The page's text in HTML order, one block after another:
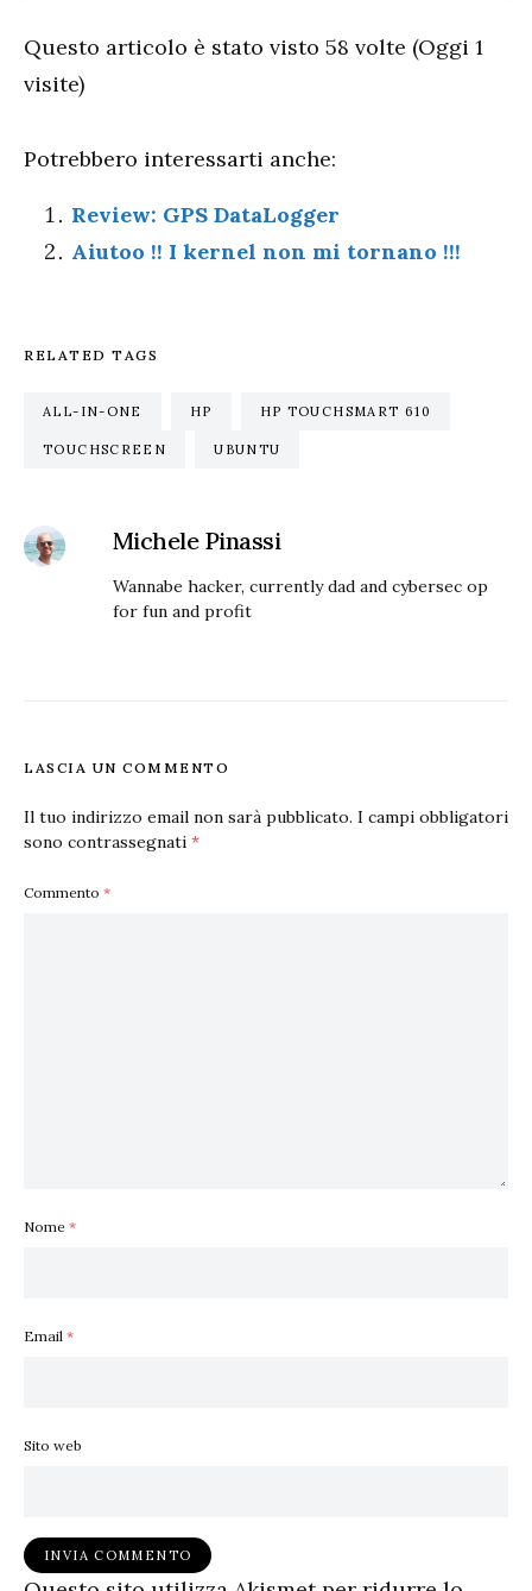
Questo articolo è stato visto 58 volte (Oggi 1
visite)
Potrebbero interessarti anche:
Review: GPS DataLogger
Aiutoo !! I kernel non mi tornano !!!
RELATED TAGS
ALL-IN-ONE HP HP TOUCHSMART 610
TOUCHSCREEN UBUNTU
Michele Pinassi
Wannabe hacker, currently dad and cybersec op
for fun and profit
LASCIA UN COMMENTO
Il tuo indirizzo email non sarà pubblicato. I campi obbligatori
sono contrassegnati *
Commento *
Nome *
Email *
Sito web